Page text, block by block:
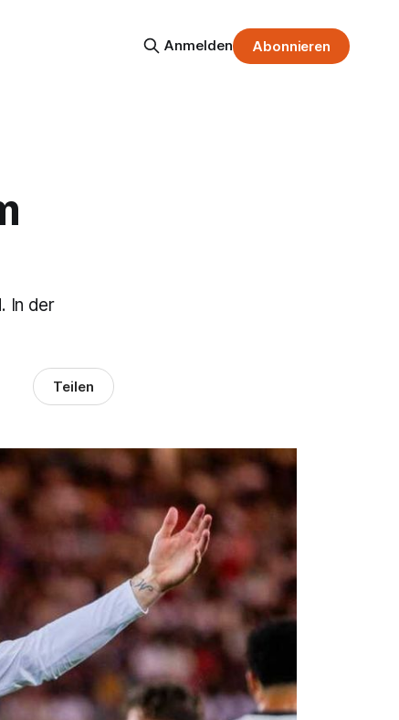
Anmelden Abonnieren
In der
Teilen